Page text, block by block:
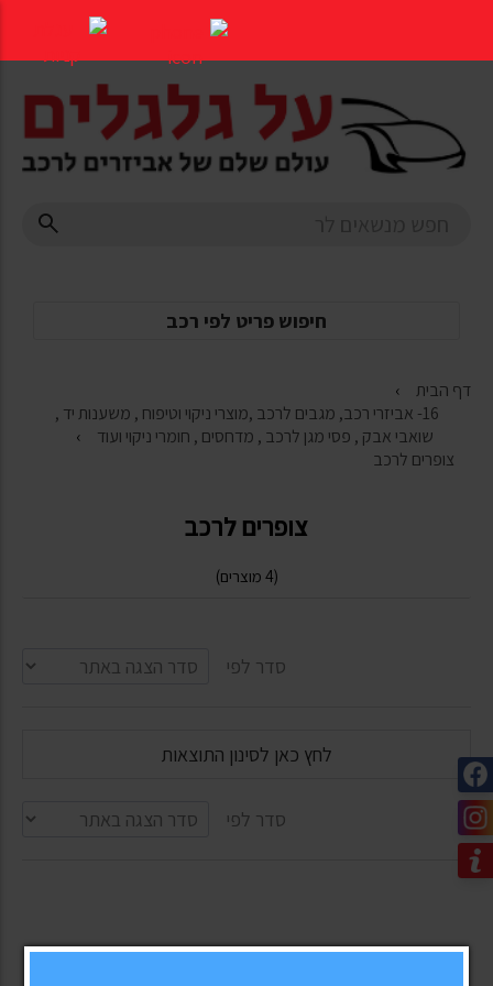
העמוד
חיפוש פריט לפי רכב
דף הבית
16- אביזרי רכב, מגבים לרכב ,מוצרי ניקוי וטיפוח , משענות יד ,
שואבי אבק , פסי מגן לרכב , מדחסים , חומרי ניקוי ועוד
צופרים לרכב
צופרים לרכב
(4 מוצרים)
סדר לפי
לחץ כאן לסינון התוצאות
סדר לפי